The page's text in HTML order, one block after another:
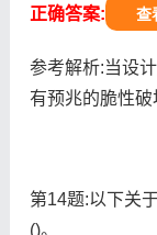
正确答案: 查
参考解析:当设
有预兆的脆性破
第14题:以下关
()。